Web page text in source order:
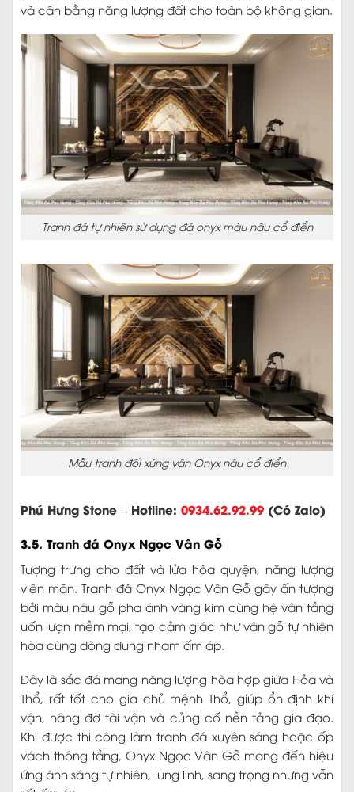
và cân bằng năng lượng đất cho toàn bộ không gian.
Tranh đá tự nhiên sử dụng đá onyx màu nâu cổ điển
Mẫu tranh đối xứng vân Onyx nâu cổ điển
Phú Hưng Stone – Hotline: 0934.62.92.99 (Có Zalo)
3.5. Tranh đá Onyx Ngọc Vân Gỗ
Tượng trưng cho đất và lửa hòa quyện, năng lượng
viên mãn. Tranh đá Onyx Ngọc Vân Gỗ gây ấn tượng
bởi màu nâu gỗ pha ánh vàng kim cùng hệ vân tầng
uốn lượn mềm mại, tạo cảm giác như vân gỗ tự nhiên
hòa cùng dòng dung nham ấm áp.
Đây là sắc đá mang năng lượng hòa hợp giữa Hỏa và
Thổ, rất tốt cho gia chủ mệnh Thổ, giúp ổn định khí
vận, nâng đỡ tài vận và củng cố nền tảng gia đạo.
Khi được thi công làm tranh đá xuyên sáng hoặc ốp
vách thông tầng, Onyx Ngọc Vân Gỗ mang đến hiệu
ứng ánh sáng tự nhiên, lung linh, sang trọng nhưng vẫn